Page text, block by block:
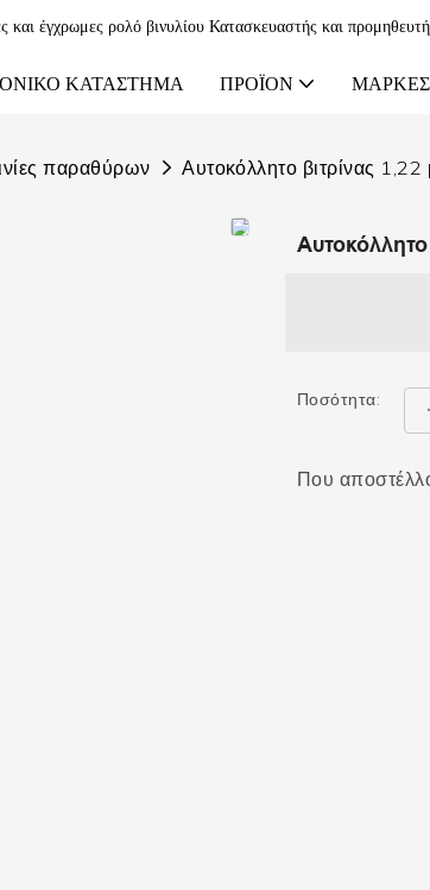
και έγχρωμες ρολό βινυλίου Κατασκευαστής και
ΚΑΤΆΣΤΗΜΑ ΠΡΟΪΌΝ ΜΆΡΚΕΣ
παραθύρων Αυτοκόλλητο βιτρίνας 1,22
Ποσότητα:
Που